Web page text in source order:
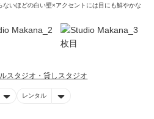
いほどの白い壁×アクセントには目にも鮮やかな
スタジオ・貸しスタジオ
レンタル